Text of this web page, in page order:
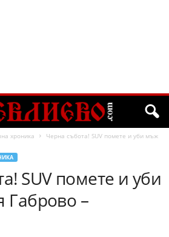
хроника
Черна събота! SUV помете и уби мъж
SUV помете и уби
Габрово –